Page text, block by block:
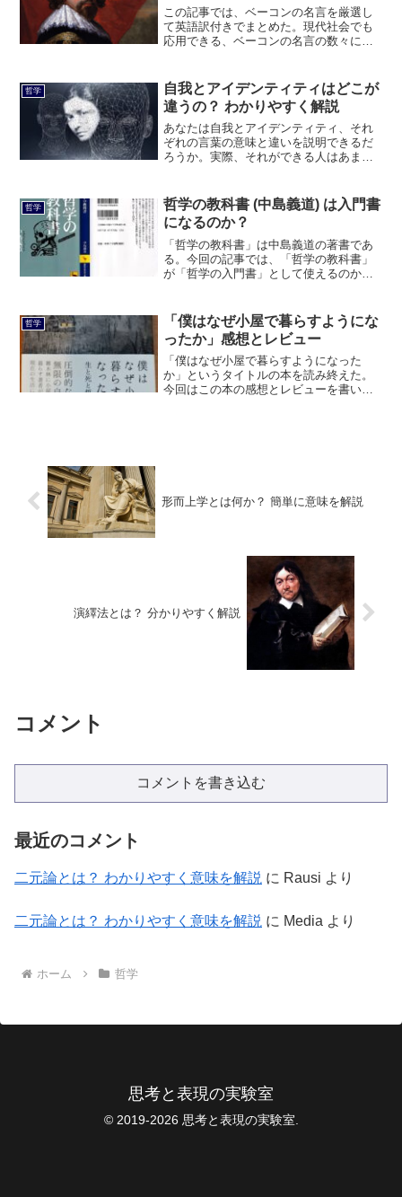
この記事では、ベーコンの名言を厳選し
て英語訳付きでまとめた。現代社会でも
応用できる、ベーコンの名言の数々にぜ
哲学
自我とアイデンティティはどこが
違うの？ わかりやすく解説
あなたは自我とアイデンティティ、それ
ぞれの言葉の意味と違いを説明できるだ
ろうか。実際、それができる人はあまり
味、どのように違うのかも分かりやすく
解説した。
哲学
哲学の教科書 (中島義道) は入門書
になるのか？
「哲学の教科書」は中島義道の著書であ
る。今回の記事では、「哲学の教科書」
が「哲学の入門書」として使えるのかど
も掲載する。
哲学
「僕はなぜ小屋で暮らすようにな
ったか」感想とレビュー
「僕はなぜ小屋で暮らすようになった
か」というタイトルの本を読み終えた。
今回はこの本の感想とレビューを書いて
形而上学とは何か？ 簡単に意味を解説
演繹法とは？ 分かりやすく解説
コメント
コメントを書き込む
最近のコメント
二元論とは？ わかりやすく意味を解説 に Rausi より
二元論とは？ わかりやすく意味を解説 に Media より
ホーム 哲学
思考と表現の実験室
© 2019-2026 思考と表現の実験室.